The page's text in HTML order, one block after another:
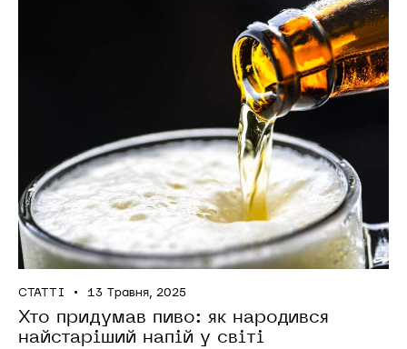
СТАТТІ 13 Травня, 2025
Хто придумав пиво: як народився
найстаріший напій у світі